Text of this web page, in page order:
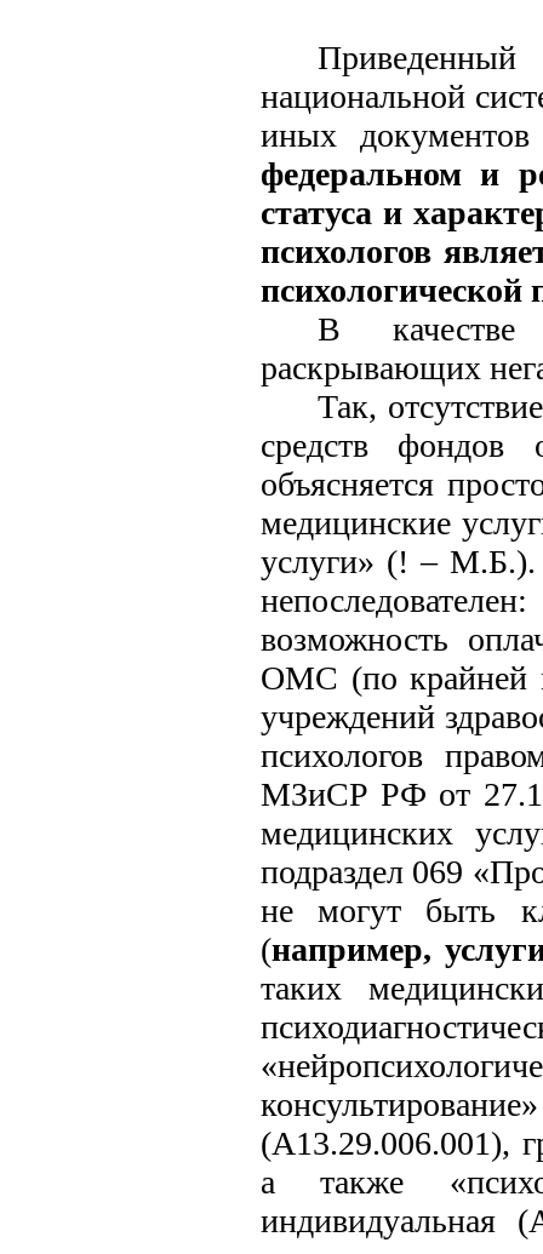
национальной
иных
федеральном и
статуса и
психологов
психологической
В качестве
раскрывающих
Так,
средств фондов
объясняется
медицинские
услуги» (! – М.Б.).
возможность
ОМС (по крайней
учреждений
психологов
МЗиСР РФ от
медицинских
подраздел 069
не могут быть
(например,
таких
(A13.29.006.001),
а также
индивидуальная